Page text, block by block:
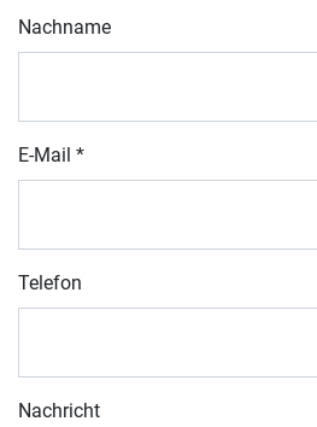
Nachname
E-Mail *
Telefon
Nachricht